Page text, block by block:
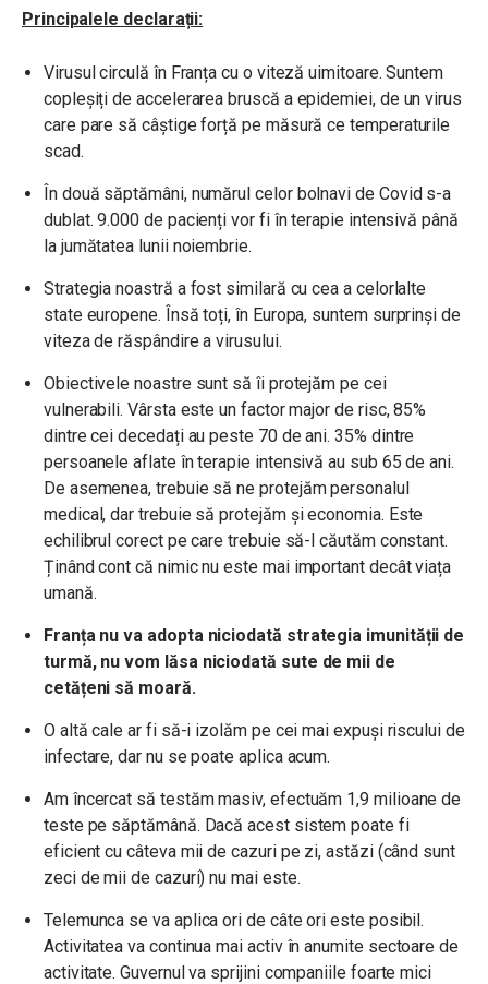
Principalele declarații:
Virusul circulă în Franța cu o viteză uimitoare. Suntem
copleșiți de accelerarea bruscă a epidemiei, de un virus
care pare să câștige forță pe măsură ce temperaturile
scad.
În două săptămâni, numărul celor bolnavi de Covid s-a
dublat. 9.000 de pacienți vor fi în terapie intensivă până
la jumătatea lunii noiembrie.
Strategia noastră a fost similară cu cea a celorlalte
state europene. Însă toți, în Europa, suntem surprinși de
viteza de răspândire a virusului.
Obiectivele noastre sunt să îi protejăm pe cei
vulnerabili. Vârsta este un factor major de risc, 85%
dintre cei decedați au peste 70 de ani. 35% dintre
persoanele aflate în terapie intensivă au sub 65 de ani.
De asemenea, trebuie să ne protejăm personalul
medical, dar trebuie să protejăm și economia. Este
echilibrul corect pe care trebuie să-l căutăm constant.
Ținând cont că nimic nu este mai important decât viața
umană.
Franța nu va adopta niciodată strategia imunității de
turmă, nu vom lăsa niciodată sute de mii de
cetățeni să moară.
O altă cale ar fi să-i izolăm pe cei mai expuși riscului de
infectare, dar nu se poate aplica acum.
Am încercat să testăm masiv, efectuăm 1,9 milioane de
teste pe săptămână. Dacă acest sistem poate fi
eficient cu câteva mii de cazuri pe zi, astăzi (când sunt
zeci de mii de cazuri) nu mai este.
Telemunca se va aplica ori de câte ori este posibil.
Activitatea va continua mai activ în anumite sectoare de
activitate. Guvernul va sprijini companiile foarte mici